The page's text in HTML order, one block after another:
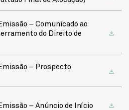
– Comunicado ao
do Direito de
– Prospecto
– Anúncio de Início